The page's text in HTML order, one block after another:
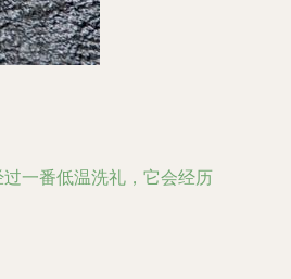
一番低温洗礼，它会经历